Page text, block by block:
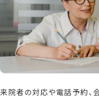
来院者の対応や電話予約、